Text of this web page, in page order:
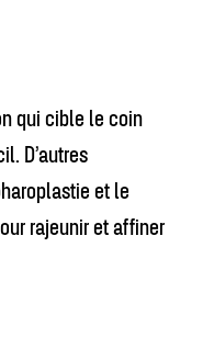
qui cible le coin
D’autres
et le
rajeunir et affiner